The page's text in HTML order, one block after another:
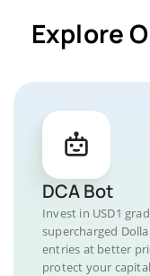
Explore
DCA Bot
Invest in USD1
supercharged
entries at better
protect your